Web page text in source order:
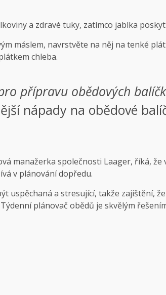
a zdravé tuky, zatímco jablka
máslem, navrstvěte na něj na tenké
chleba.
přípravu obědových
nápady na obědové
manažerka společnosti Laager, říká,
v plánování dopředu.
uspěchaná a stresující, takže zajištění,
plánovač obědů je skvělým